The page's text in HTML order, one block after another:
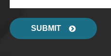
SUBMIT